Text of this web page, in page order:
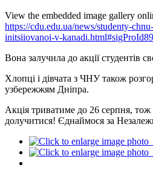
View the embedded image gallery
https://cdu.edu.ua/news/studenty-
initsiiovanoi-v-
Вона залучила до акції студентів
Хлопці і дівчата з ЧНУ також
узбережжям Дніпра.
Акція триватиме до 26 серпня, тож
долучитися! Єднаймося за